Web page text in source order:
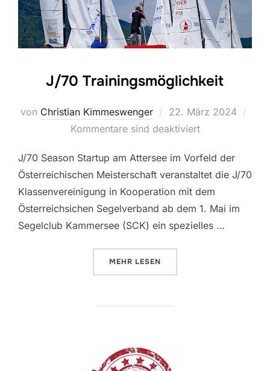
J/70 Trainingsmöglichkeit
von Christian Kimmeswenger
Veröffentlicht
am
22. März 2024
Kommentare sind deaktiviert
J/70 Season Startup am Attersee im Vorfeld der
Österreichischen Meisterschaft veranstaltet die J/70
Klassenvereinigung in Kooperation mit dem
Österreichsichen Segelverband ab dem 1. Mai im
Segelclub Kammersee (SCK) ein spezielles …
MEHR ÜBER „J/70
LESEN